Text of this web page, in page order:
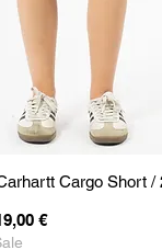
Cargo Short /
Preis
€